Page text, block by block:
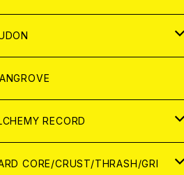
レル
ログ
RECORD
CORE/CRUST/THRASH/GRI